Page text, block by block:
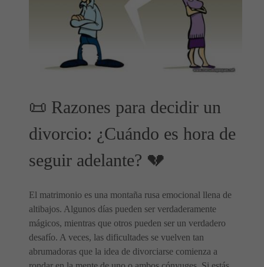
📜 Razones para decidir un
divorcio: ¿Cuándo es hora de
seguir adelante? 💔
El matrimonio es una montaña rusa emocional llena de
altibajos. Algunos días pueden ser verdaderamente
mágicos, mientras que otros pueden ser un verdadero
desafío. A veces, las dificultades se vuelven tan
abrumadoras que la idea de divorciarse comienza a